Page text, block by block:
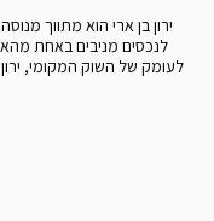
ירון בן ארי הוא מתווך
לנכסים מניבים באחת
לעומק של השוק המקומי, ירון